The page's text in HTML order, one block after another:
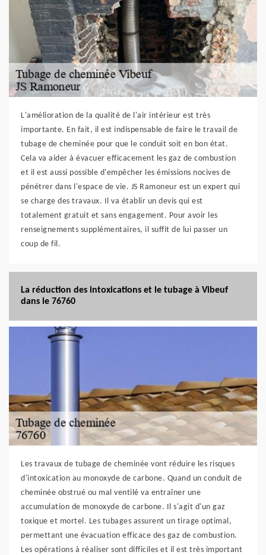
L'amélioration de la qualité de l'air intérieur est très
importante. En fait, il est indispensable de faire le travail de
tubage de cheminée pour que le conduit soit en bon état.
Cela va aider à évacuer efficacement les gaz de combustion
et il est aussi possible d'empêcher les émissions nocives de
pénétrer dans l'espace de vie. JS Ramoneur est un expert qui
se charge des travaux. Il va établir un devis qui est
totalement gratuit et sans engagement. Pour avoir les
renseignements supplémentaires, il suffit de lui passer un
coup de fil.
La réduction des intoxications et le tubage à Vibeuf
dans le 76760
Les travaux de tubage de cheminée vont réduire les risques
d'intoxication au monoxyde de carbone. Quand un conduit de
cheminée obstrué ou mal ventilé va entraîner une
accumulation de monoxyde de carbone. Il s'agit d'un gaz
toxique et mortel. Les tubages assurent un tirage optimal,
permettant une évacuation efficace des gaz de combustion.
Les opérations à réaliser sont difficiles et il est très important